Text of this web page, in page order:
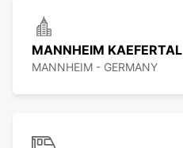
MANNHEIM KAEFERTAL
MANNHEIM - GERMANY